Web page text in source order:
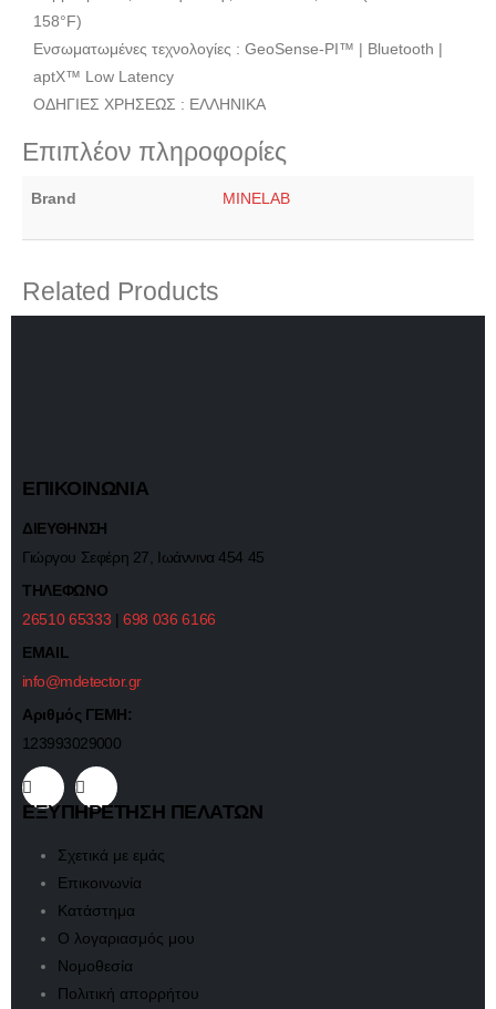
158°F)
Ενσωματωμένες τεχνολογίες : GeoSense-PI™ | Bluetooth |
aptX™ Low Latency
ΟΔΗΓΙΕΣ ΧΡΗΣΕΩΣ : ΕΛΛΗΝΙΚΑ
Επιπλέον πληροφορίες
Brand MINELAB
Related Products
ΕΠΙΚΟΙΝΩΝΙΑ
ΔΙΕΥΘΗΝΣΗ
Γιώργου Σεφέρη 27, Ιωάννινα 454 45
ΤΗΛΕΦΩΝΟ
26510 65333 |698 036 6166
EMAIL
info@mdetector.gr
Αριθμός ΓΕΜΗ:
123993029000
ΕΞΥΠΗΡΕΤΗΣΗ ΠΕΛΑΤΩΝ
Σχετικά με εμάς
Επικοινωνία
Κατάστημα
Ο λογαριασμός μου
Νομοθεσία
Πολιτική απορρήτου